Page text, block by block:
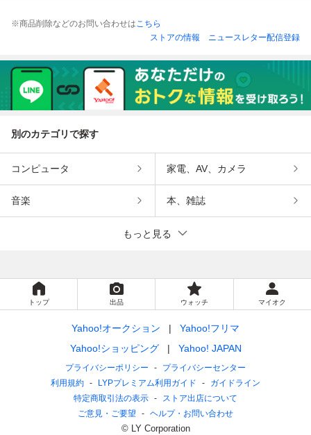
※商品削除などのお問い合わせはこちら
ストアの情報
ニュースレター配信登録
別のカテゴリで探す
コンピュータ 家電、AV、カメラ
音楽 本、雑誌
もっと見る
トップ 出品 ウォッチ マイオク
Yahoo!オークション
Yahoo!フリマ
Yahoo!ショッピング
Yahoo! JAPAN
プライバシーポリシー
プライバシーセンター
利用規約
LYPプレミアム利用ガイド
ガイドライン
特定商取引法の表示
ストア出店について
ご意見・ご要望
ヘルプ・お問い合わせ
© LY Corporation